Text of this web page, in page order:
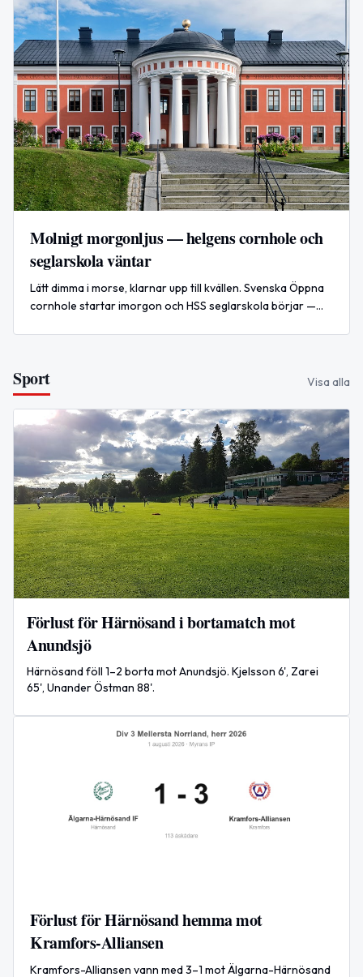
Molnigt morgonljus — helgens cornhole och
seglarskola väntar
Lätt dimma i morse, klarnar upp till kvällen. Svenska Öppna
cornhole startar imorgon och HSS seglarskola börjar —
Sport Visa alla
Förlust för Härnösand i bortamatch mot
Anundsjö
Härnösand föll 1–2 borta mot Anundsjö. Kjelsson 6', Zarei
65', Unander Östman 88'.
Förlust för Härnösand hemma mot
Kramfors-Alliansen
Kramfors-Alliansen vann med 3–1 mot Älgarna-Härnösand